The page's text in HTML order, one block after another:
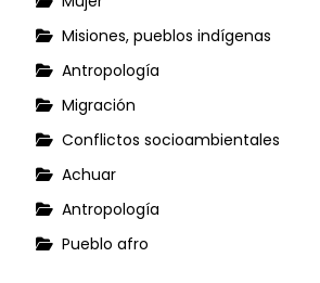
Misiones, pueblos indígenas
Antropología
Migración
Conflictos socioambientales
Achuar
Antropología
Pueblo afro